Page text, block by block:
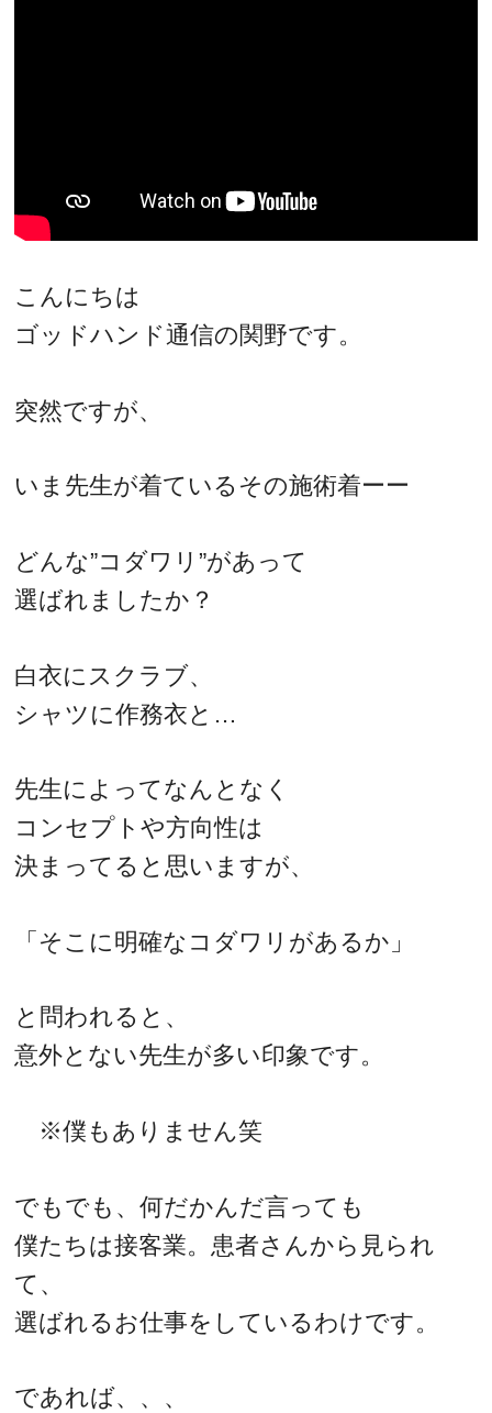
こんにちは
ゴッドハンド通信の関野です。
突然ですが、
いま先生が着ているその施術着ーー
どんな”コダワリ”があって
選ばれましたか？
白衣にスクラブ、
シャツに作務衣と…
先生によってなんとなく
コンセプトや方向性は
決まってると思いますが、
「そこに明確なコダワリがあるか」
と問われると、
意外とない先生が多い印象です。
※僕もありません笑
でもでも、何だかんだ言っても
僕たちは接客業。患者さんから見られ
て、
選ばれるお仕事をしているわけです。
であれば、、、